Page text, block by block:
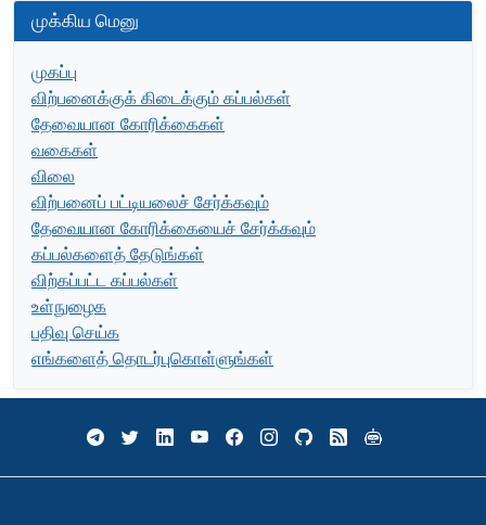
முக்கிய மெனு
முகப்பு
விற்பனைக்குக் கிடைக்கும் கப்பல்கள்
தேவையான கோரிக்கைகள்
வகைகள்
விலை
விற்பனைப் பட்டியலைச் சேர்க்கவும்
தேவையான கோரிக்கையைச் சேர்க்கவும்
கப்பல்களைத் தேடுங்கள்
விற்கப்பட்ட கப்பல்கள்
உள்நுழைக
பதிவு செய்க
எங்களைத் தொடர்புகொள்ளுங்கள்